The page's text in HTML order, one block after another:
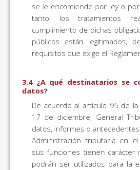
se le encomiende por ley o
tanto, los tratamientos
cumplimiento de dichas
públicos están legitimados,
requisitos que exige el
3.4 ¿A qué destinatarios se
datos?
De acuerdo al artículo 95 de
17 de diciembre, General
datos, informes o
Administración tributaria en
sus funciones tienen carácter
podrán ser utilizados para la